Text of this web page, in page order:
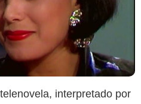
interpretado por
Fucsia